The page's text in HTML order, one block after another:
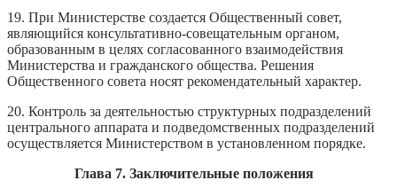
19. При Министерстве создается Общественный совет,
являющийся консультативно-совещательным органом,
образованным в целях согласованного взаимодействия
Министерства и гражданского общества. Решения
Общественного совета носят рекомендательный характер.
20. Контроль за деятельностью структурных подразделений
центрального аппарата и подведомственных подразделений
осуществляется Министерством в установленном порядке.
Глава 7. Заключительные положения